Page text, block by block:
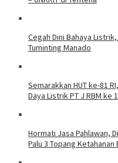
Cegah Dini Bahaya
Tuminting Manado
Semarakkan HUT ke-81
Daya Listrik PT J RBM ke
Hormati Jasa Pahlawan,
Palu 3 Topang